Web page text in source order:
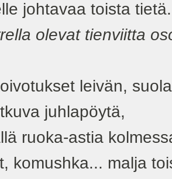
johtavaa toista tietä.
olevat tienviitta
leivän,
juhlapöytä,
ruoka-astia
komushka... malja